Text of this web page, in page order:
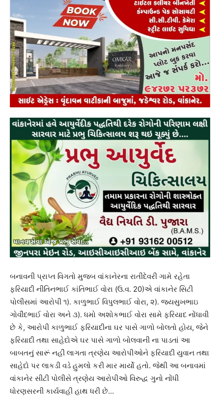
બનાવની પ્રાપ્ત વિગતો મુજબ વાંકાનેરના રાતીદેવરી ગામે રહેતા
ફરિયાદી નીતિનભાઈ કાંતિભાઈ વોરા (ઉ.વ. 20)એ વાંકાનેર સિટી
પોલીસમાં આરોપી ૧). કાળુભાઈ વિપુલભાઈ વોરા, ૨). જયસુખભાઇ
ગોવીંદભાઈ વોરા અને ૩). ધમો અશોકભાઈ વોરા સામે ફરિયાદ નોંધાવી
છે કે, આરોપી કાળુભાઈ ફરિયાદીના ઘર પાસે ગાળો બોલતો હોય, જેને
ફરિયાદી તથા સાહેદોએ ઘર પાસે ગાળો બોલવાની ના પાડતાં આ
બાબતનું સારૂં નહીં લાગતા ત્રણેય આરોપીઓને ફરિયાદી યુવાન તથા
સાહેદો પર લાકડી વડે હુમલો કરી માર માર્યો હતો. જેથી આ બનાવમાં
વાંકાનેર સીટી પોલીસે ત્રણેય આરોપીઓ વિરુદ્ધ ગુનો નોંધી
ધોરણસરની કાર્યવાહી હાથ ધરી છે…‌